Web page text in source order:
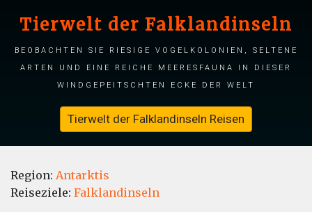
Tierwelt der Falklandinseln
Beobachten Sie riesige Vogelkolonien, seltene
Arten und eine reiche Meeresfauna in dieser
windgepeitschten Ecke der Welt
Tierwelt der Falklandinseln Reisen
Region: Antarktis
Reiseziele: Falklandinseln